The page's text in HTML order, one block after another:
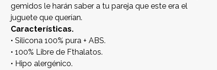
gemidos le harán saber a tu pareja que este era el
juguete que querían.
Características.
• Silicona 100% pura + ABS.
• 100% Libre de Fthalatos.
• Hipo alergénico.